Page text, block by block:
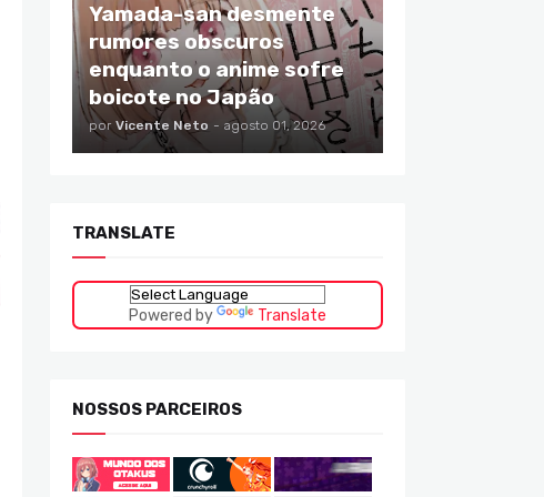
Yamada-san desmente
rumores obscuros
enquanto o anime sofre
boicote no Japão
por Vicente Neto - agosto 01, 2026
TRANSLATE
Powered by Translate
NOSSOS PARCEIROS